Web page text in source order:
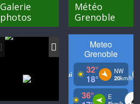
Galerie
photos
Météo
Grenoble